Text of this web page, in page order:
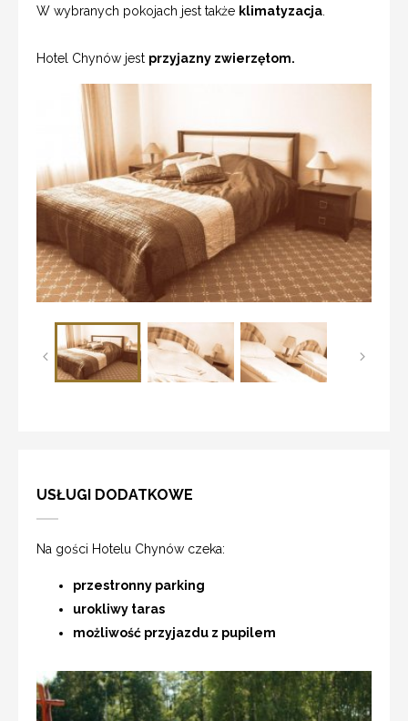
W wybranych pokojach jest także klimatyzacja
Hotel Chynów jest przyjazny zwierzętom.
USŁUGI DODATKOWE
Na gości Hotelu Chynów czeka:
przestronny parking
urokliwy taras
możliwość przyjazdu z pupilem